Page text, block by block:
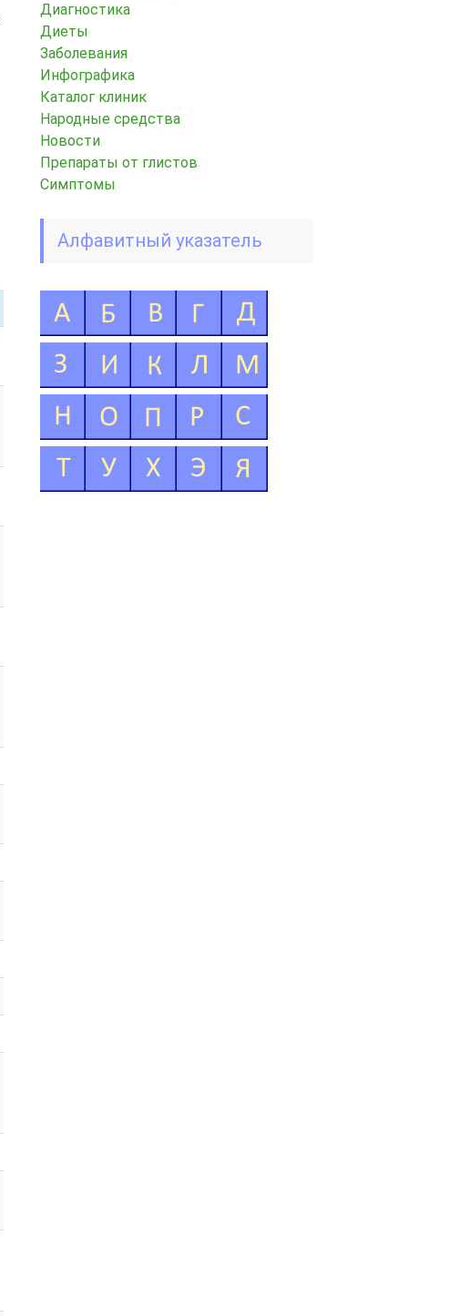
Диагностика
Диеты
Заболевания
Инфографика
Каталог клиник
Народные средства
Новости
Препараты от глистов
Симптомы
Алфавитный указатель